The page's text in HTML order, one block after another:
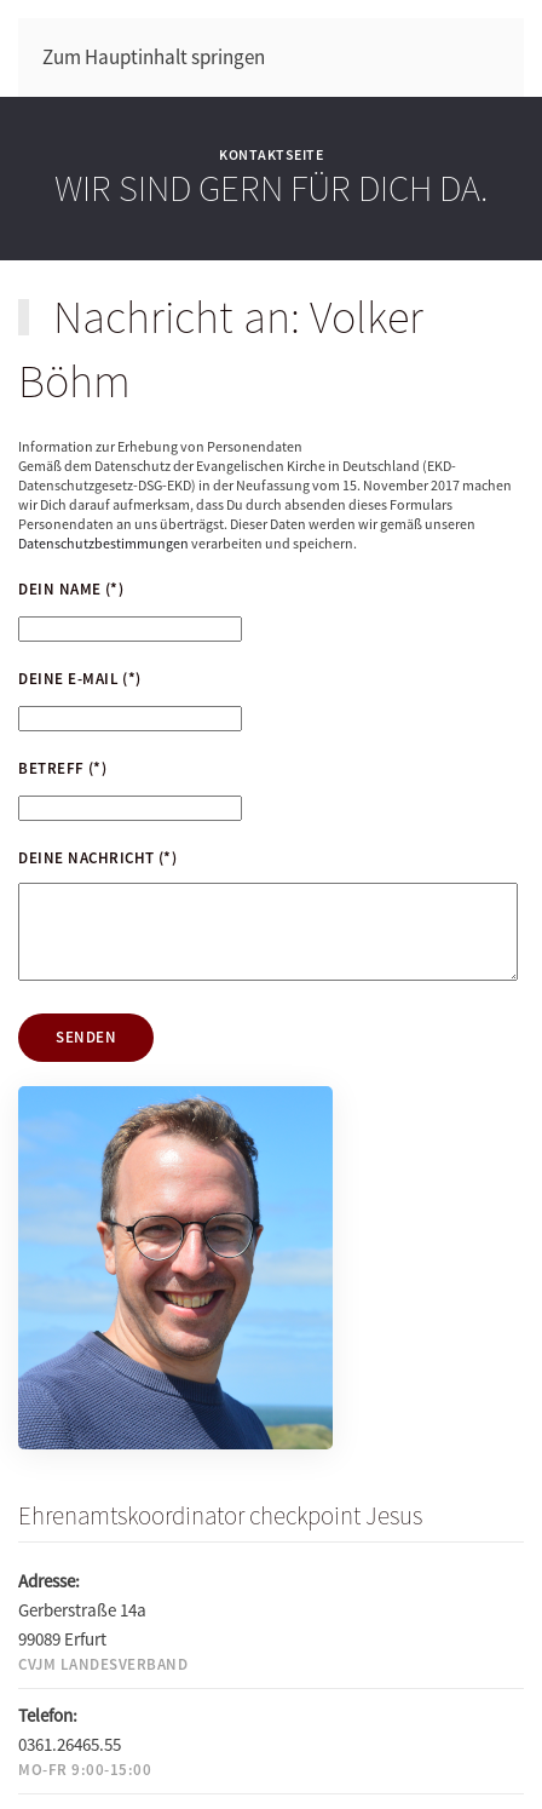
Zum Hauptinhalt springen
KONTAKTSEITE
WIR SIND GERN FÜR DICH DA.
Nachricht an: Volker
Böhm
Information zur Erhebung von Personendaten
Gemäß dem Datenschutz der Evangelischen Kirche in Deutschland (EKD-
Datenschutzgesetz-DSG-EKD) in der Neufassung vom 15. November 2017 machen
wir Dich darauf aufmerksam, dass Du durch absenden dieses Formulars
Personendaten an uns überträgst. Dieser Daten werden wir gemäß unseren
Datenschutzbestimmungen verarbeiten und speichern.
DEIN NAME (*)
DEINE E-MAIL (*)
BETREFF (*)
DEINE NACHRICHT (*)
SENDEN
Ehrenamtskoordinator checkpoint Jesus
Adresse:
Gerberstraße 14a
99089 Erfurt
CVJM LANDESVERBAND
Telefon:
0361.26465.55
MO-FR 9:00-15:00